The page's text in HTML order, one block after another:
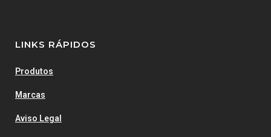
LINKS RÁPIDOS
Produtos
Marcas
Aviso Legal